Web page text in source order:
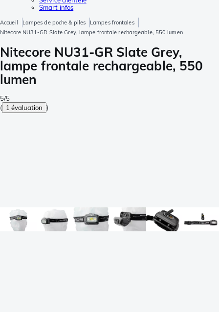
Smart infos
Accueil Lampes de poche & piles
Lampes frontales
Nitecore NU31-GR Slate Grey, lampe frontale rechargeable, 550 lumen
Nitecore NU31-GR Slate Grey,
lampe frontale rechargeable, 550
lumen
5/5
( 1 évaluation )